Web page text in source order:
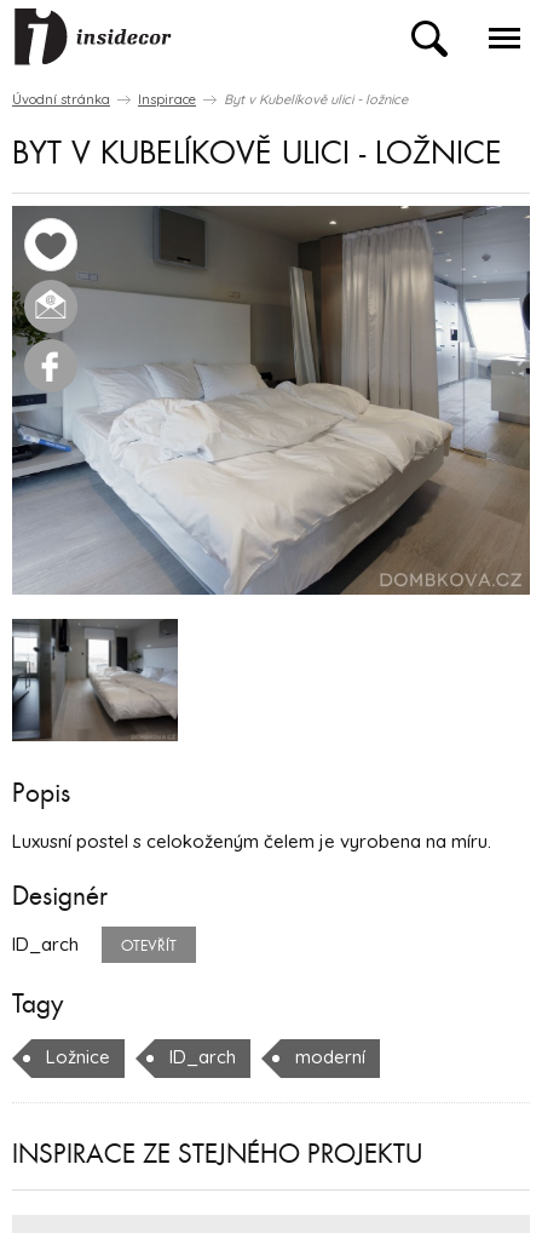
Úvodní stránka Inspirace Byt v Kubelíkově ulici - ložnice
BYT V KUBELÍKOVĚ ULICI - LOŽNICE
Popis
Luxusní postel s celokoženým čelem je vyrobena na míru.
Designér
ID_arch OTEVŘÍT
Tagy
Ložnice ID_arch moderní
INSPIRACE ZE STEJNÉHO PROJEKTU